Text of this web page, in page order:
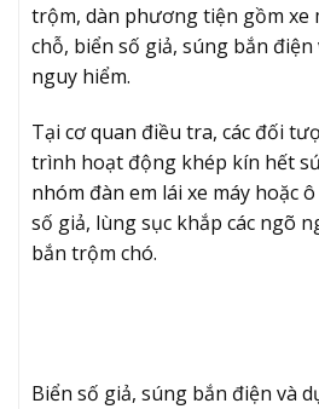
trộm, dàn phương tiện gồm xe
chỗ, biển số giả, súng bắn
nguy hiểm.
Tại cơ quan điều tra, các đối
trình hoạt động khép kín hết
nhóm đàn em lái xe máy hoặc
số giả, lùng sục khắp các ngõ
bắn trộm chó.
Biển số giả, súng bắn điện và